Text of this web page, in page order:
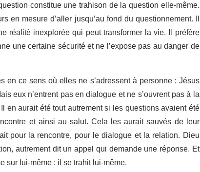
constitue une trahison de la question elle-même.
en mesure d’aller jusqu’au fond du questionnement. Il
réalité inexplorée qui peut transformer la vie. Il préfère
une certaine sécurité et ne l’expose pas au danger de
ce sens où elles ne s’adressent à personne : Jésus
eux n’entrent pas en dialogue et ne s’ouvrent pas à la
aurait été tout autrement si les questions avaient été
et ainsi au salut. Cela les aurait sauvés de leur
pour la rencontre, pour le dialogue et la relation. Dieu
autrement dit un appel qui demande une réponse. Et
sur lui-même : il se trahit lui-même.